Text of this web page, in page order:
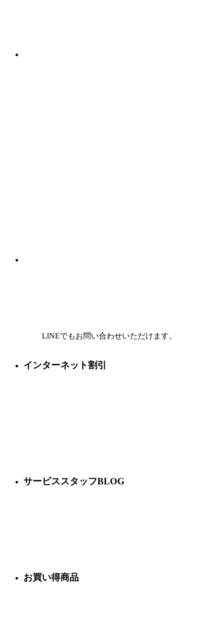
LINEでもお問い合わせいただけます。
インターネット割引
サービススタッフBLOG
お買い得商品